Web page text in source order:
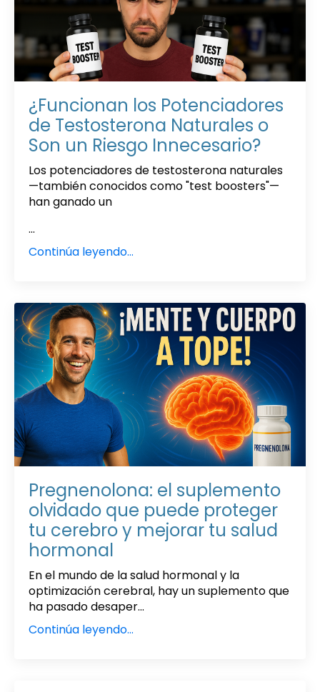
¿Funcionan los Potenciadores
de Testosterona Naturales o
Son un Riesgo Innecesario?
Los potenciadores de testosterona naturales
—también conocidos como "test boosters"—
han ganado un
...
Continúa leyendo...
Pregnenolona: el suplemento
olvidado que puede proteger
tu cerebro y mejorar tu salud
hormonal
En el mundo de la salud hormonal y la
optimización cerebral, hay un suplemento que
ha pasado desaper...
Continúa leyendo...